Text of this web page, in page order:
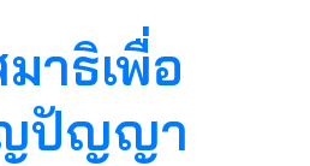
าธิเพื่อ
ญปัญญา